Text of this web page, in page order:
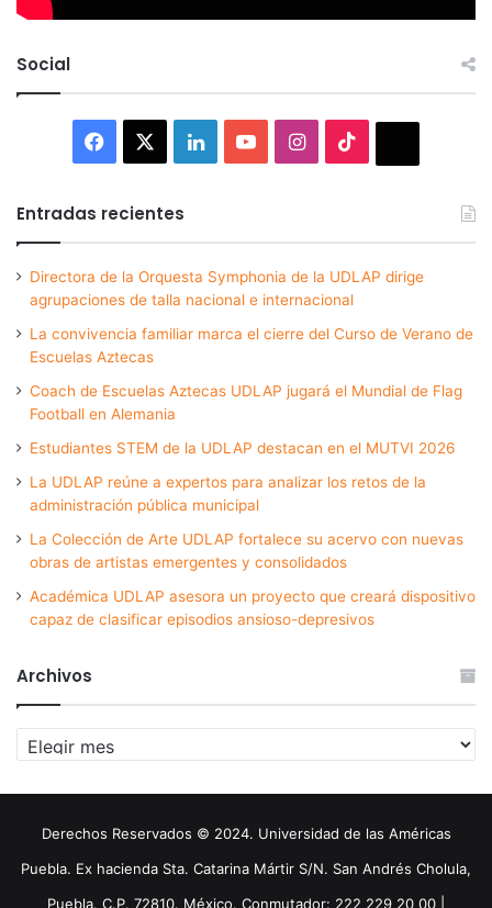
Social
Facebook LinkedInYouTubeInstagram
Entradas recientes
Directora de la Orquesta Symphonia de la UDLAP dirige
agrupaciones de talla nacional e internacional
La convivencia familiar marca el cierre del Curso de Verano de
Escuelas Aztecas
Coach de Escuelas Aztecas UDLAP jugará el Mundial de Flag
Football en Alemania
Estudiantes STEM de la UDLAP destacan en el MUTVI 2026
La UDLAP reúne a expertos para analizar los retos de la
administración pública municipal
La Colección de Arte UDLAP fortalece su acervo con nuevas
obras de artistas emergentes y consolidados
Académica UDLAP asesora un proyecto que creará dispositivo
capaz de clasificar episodios ansioso-depresivos
Archivos
Archivos
Derechos Reservados © 2024. Universidad de las Américas
Puebla. Ex hacienda Sta. Catarina Mártir S/N. San Andrés Cholula,
Puebla. C.P. 72810. México. Conmutador: 222 229 20 00 |